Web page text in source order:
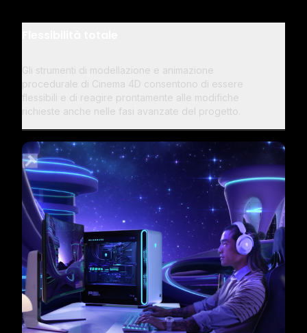
Gli strumenti di modellazione e animazione
procedurale di Cinema 4D consentono di essere
flessibili e di reagire prontamente alle modifiche
richieste anche nelle fasi avanzate del progetto.